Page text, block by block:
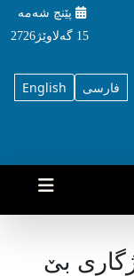
پێنچ شه‌مه‌
15 گه‌لاوێژ2726
English فارسی
بێ